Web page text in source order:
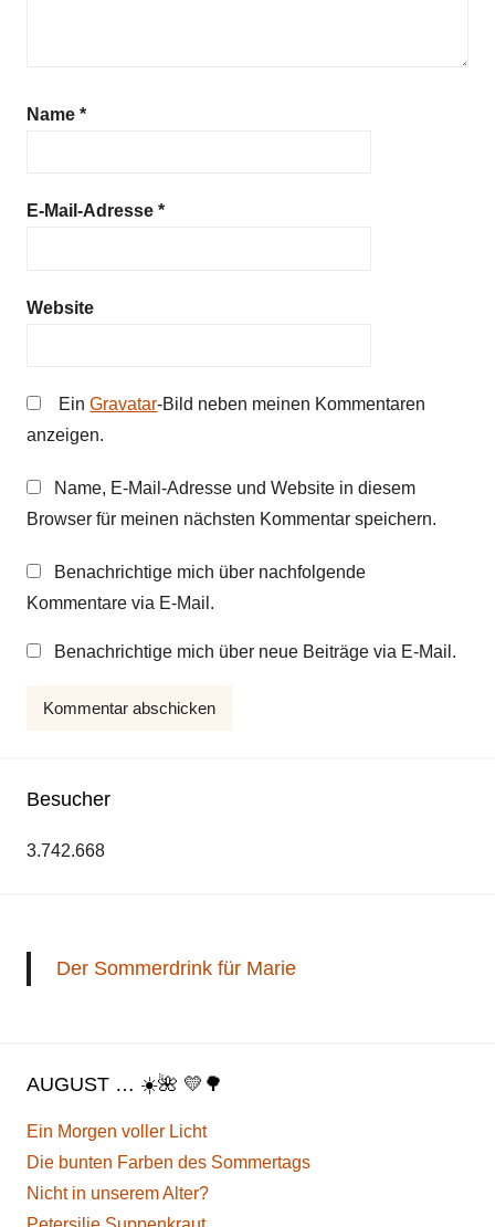
Name *
E-Mail-Adresse *
Website
EinGravatar-Bild neben meinen Kommentaren
anzeigen.
Name, E-Mail-Adresse und Website in diesem
Browser für meinen nächsten Kommentar speichern.
Benachrichtige mich über nachfolgende
Kommentare via E-Mail.
Benachrichtige mich über neue Beiträge via E-Mail.
Besucher
3.742.668
Der Sommerdrink für Marie
AUGUST … ☀️🌺 💛🌳
Ein Morgen voller Licht
Die bunten Farben des Sommertags
Nicht in unserem Alter?